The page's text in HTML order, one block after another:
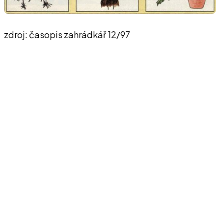
zdroj: časopis zahrádkář 12/97